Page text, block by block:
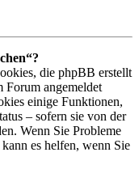
die phpBB erstellt
Forum angemeldet
einige Funktionen,
– sofern sie von der
Wenn Sie Probleme
es helfen, wenn Sie